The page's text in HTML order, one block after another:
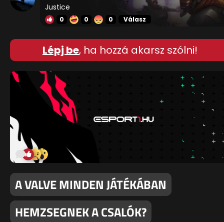
Justice
0 0 0 Válasz
Lépj be, ha hozzá akarsz szólni!
A VALVE MINDEN JÁTÉKÁBAN
HEMZSEGNEK A CSALÓK?